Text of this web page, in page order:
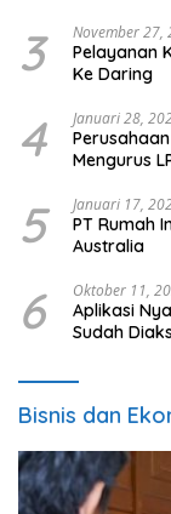
3 November 27,
Pelayanan
Ke Daring
4 Januari 28,
Mengurus
5 Januari 17,
PT Rumah
Australia
6 Oktober 11,
Aplikasi
Sudah
Bisnis dan